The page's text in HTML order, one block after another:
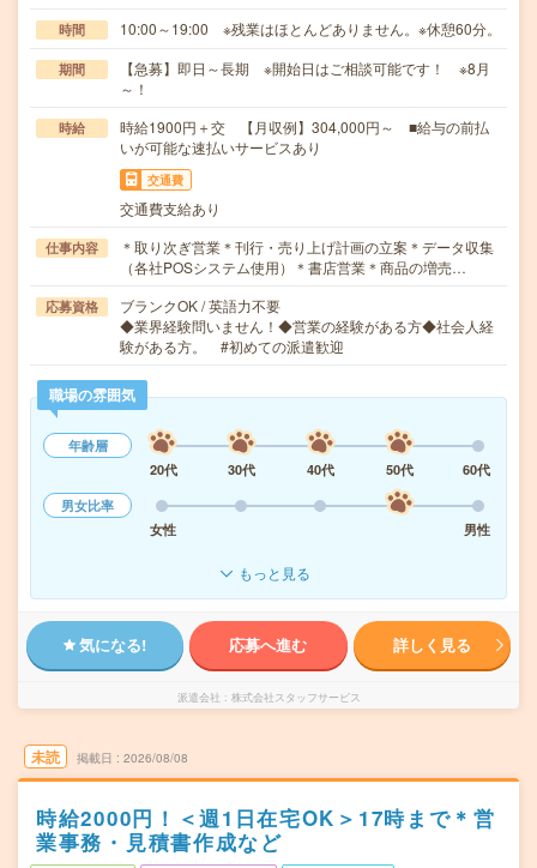
時間 10:00～19:00 ※残業はほとんどありません。※休憩60分。
期間
【急募】即日～長期 ※開始日はご相談可能です！ ※8月
～！
時給
時給1900円＋交 【月収例】304,000円～ ■給与の前払
いが可能な速払いサービスあり
交通費
交通費支給あり
仕事内容
＊取り次ぎ営業＊刊行・売り上げ計画の立案＊データ収集
（各社POSシステム使用）＊書店営業＊商品の増売…
応募資格
ブランクOK / 英語力不要
◆業界経験問いません！◆営業の経験がある方◆社会人経
験がある方。 #初めての派遣歓迎
職場の雰囲気
年齢層
20代
30代 40代 50代
60代
男女比率
女性
男性
もっと見る
気になる! 応募へ進む 詳しく見る
派遣会社 株式会社スタッフサービス
未読 掲載日 2026/08/08
時給2000円！＜週1日在宅OK＞17時まで＊営
業事務・見積書作成など